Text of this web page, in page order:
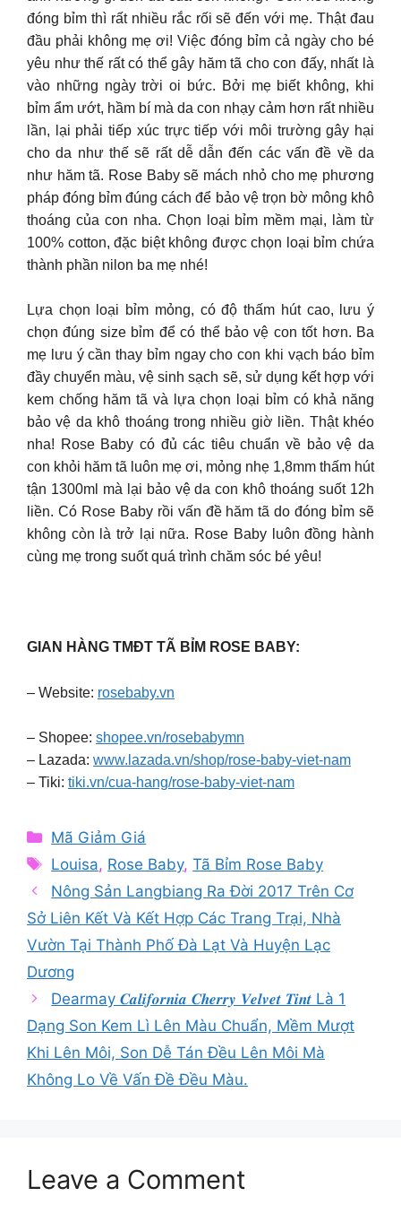
đóng bỉm thì rất nhiều rắc rối sẽ đến với mẹ. Thật đau
đầu phải không mẹ ơi! Việc đóng bỉm cả ngày cho bé
yêu như thế rất có thể gây hăm tã cho con đấy, nhất là
vào những ngày trời oi bức. Bởi mẹ biết không, khi
bỉm ẩm ướt, hầm bí mà da con nhạy cảm hơn rất nhiều
lần, lại phải tiếp xúc trực tiếp với môi trường gây hại
cho da như thế sẽ rất dễ dẫn đến các vấn đề về da
như hăm tã. Rose Baby sẽ mách nhỏ cho mẹ phương
pháp đóng bỉm đúng cách để bảo vệ trọn bờ mông khô
thoáng của con nha. Chọn loại bỉm mềm mại, làm từ
100% cotton, đặc biệt không được chọn loại bỉm chứa
thành phần nilon ba mẹ nhé!
Lựa chọn loại bỉm mỏng, có độ thấm hút cao, lưu ý
chọn đúng size bỉm để có thể bảo vệ con tốt hơn. Ba
mẹ lưu ý cần thay bỉm ngay cho con khi vạch báo bỉm
đầy chuyển màu, vệ sinh sạch sẽ, sử dụng kết hợp với
kem chống hăm tã và lựa chọn loại bỉm có khả năng
bảo vệ da khô thoáng trong nhiều giờ liền. Thật khéo
nha! Rose Baby có đủ các tiêu chuẩn về bảo vệ da
con khỏi hăm tã luôn mẹ ơi, mỏng nhẹ 1,8mm thấm hút
tận 1300ml mà lại bảo vệ da con khô thoáng suốt 12h
liền. Có Rose Baby rồi vấn đề hăm tã do đóng bỉm sẽ
không còn là trở lại nữa. Rose Baby luôn đồng hành
cùng mẹ trong suốt quá trình chăm sóc bé yêu!
GIAN HÀNG TMĐT TÃ BỈM ROSE BABY:
– Website: rosebaby.vn
– Shopee: shopee.vn/rosebabymn
– Lazada: www.lazada.vn/shop/rose-baby-viet-nam
– Tiki: tiki.vn/cua-hang/rose-baby-viet-nam
Categories
Mã Giảm Giá
Tags
Louisa, Rose Baby,Tã Bỉm Rose Baby
Nông Sản Langbiang Ra Đời 2017 Trên Cơ
Sở Liên Kết Và Kết Hợp Các Trang Trại, Nhà
Vườn Tại Thành Phố Đà Lạt Và Huyện Lạc
Dương
Dearmay 𝑪𝒂𝒍𝒊𝒇𝒐𝒓𝒏𝒊𝒂 𝑪𝒉𝒆𝒓𝒓𝒚 𝑽𝒆𝒍𝒗𝒆𝒕 𝑻𝒊𝒏𝒕 Là 1
Dạng Son Kem Lì Lên Màu Chuẩn, Mềm Mượt
Khi Lên Môi, Son Dễ Tán Đều Lên Môi Mà
Không Lo Về Vấn Đề Đều Màu.
Leave a Comment